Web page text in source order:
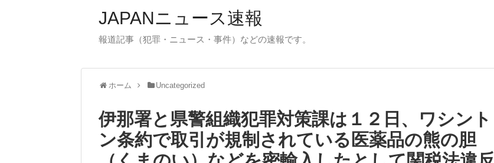
JAPANニュース速報
報道記事（犯罪・ニュース・事件）などの速報です。
ホーム Uncategorized
伊那署と県警組織犯罪対策課は１２日、ワシント
ン条約で取引が規制されている医薬品の熊の胆